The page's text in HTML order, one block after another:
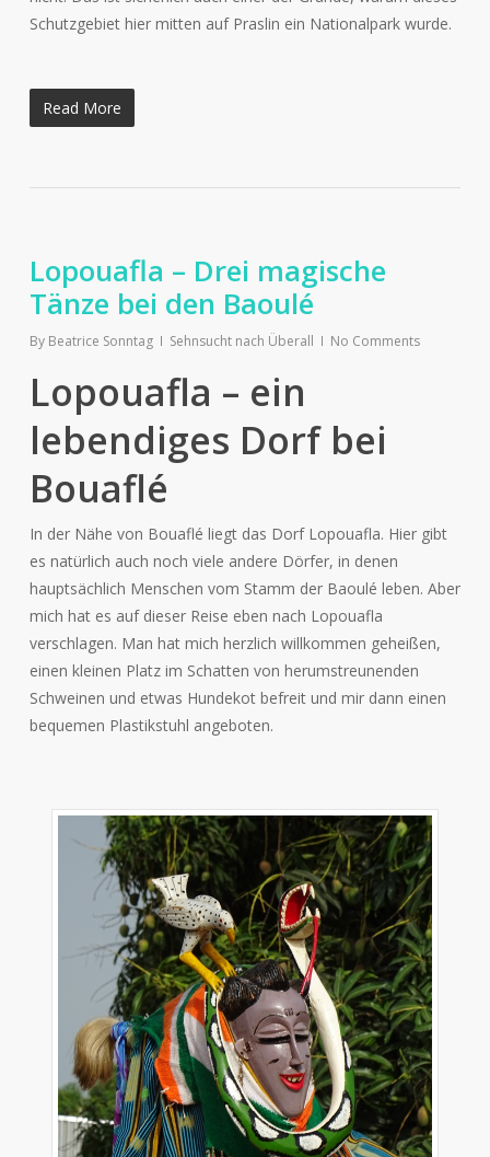
Schutzgebiet hier mitten auf Praslin ein Nationalpark wurde.
Read More
Lopouafla – Drei magische
Tänze bei den Baoulé
By Beatrice Sonntag Sehnsucht nach Überall No Comments
Lopouafla – ein
lebendiges Dorf bei
Bouaflé
In der Nähe von Bouaflé liegt das Dorf Lopouafla. Hier gibt
es natürlich auch noch viele andere Dörfer, in denen
hauptsächlich Menschen vom Stamm der Baoulé leben. Aber
mich hat es auf dieser Reise eben nach Lopouafla
verschlagen. Man hat mich herzlich willkommen geheißen,
einen kleinen Platz im Schatten von herumstreunenden
Schweinen und etwas Hundekot befreit und mir dann einen
bequemen Plastikstuhl angeboten.